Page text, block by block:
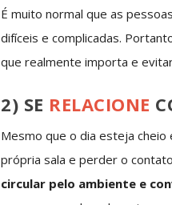
É muito normal que as
difíceis e complicadas.
que realmente importa e
2) SE RELACIONE
Mesmo que o dia esteja
própria sala e perder o
circular pelo ambiente e